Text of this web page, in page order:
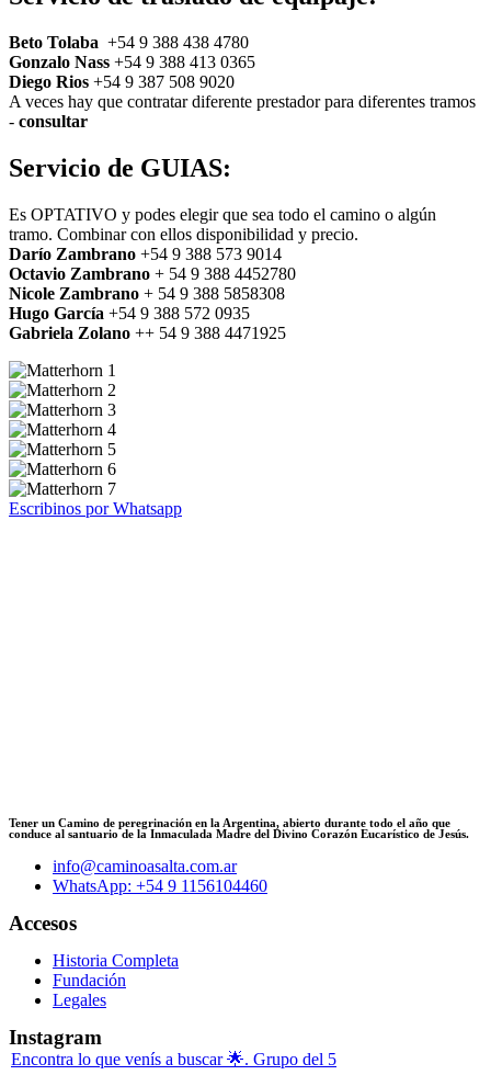
Beto Tolaba +54 9 388 438 4780
Gonzalo Nass +54 9 388 413 0365
Diego Rios +54 9 387 508 9020
A veces hay que contratar diferente prestador para diferentes tramos
- consultar
Servicio de GUIAS:
Es OPTATIVO y podes elegir que sea todo el camino o algún
tramo. Combinar con ellos disponibilidad y precio.
Darío Zambrano +54 9 388 573 9014
Octavio Zambrano + 54 9 388 4452780
Nicole Zambrano + 54 9 388 5858308
Hugo García +54 9 388 572 0935
Gabriela Zolano ++ 54 9 388 4471925
Escribinos por Whatsapp
Tener un Camino de peregrinación en la Argentina, abierto durante todo el año que
conduce al santuario de la Inmaculada Madre del Divino Corazón Eucarístico de Jesús.
info@caminoasalta.com.ar
WhatsApp: +54 9 1156104460
Accesos
Historia Completa
Fundación
Legales
Instagram
Encontra lo que venís a buscar 🌟. Grupo del 5